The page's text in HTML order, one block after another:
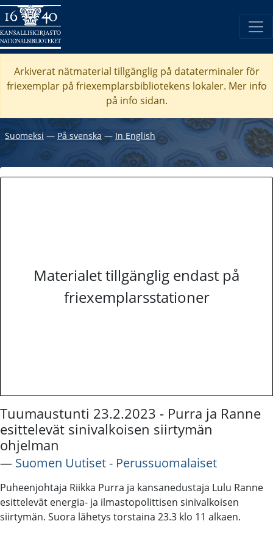
Arkiverat nätmaterial tillgänglig på dataterminaler för
friexemplar på friexemplarsbibliotekens lokaler. Mer info
på info sidan.
Suomeksi ― På svenska― In English
Materialet tillgänglig endast på
friexemplarsstationer
Tuumaustunti 23.2.2023 - Purra ja Ranne
esittelevät sinivalkoisen siirtymän
ohjelman
― Suomen Uutiset - Perussuomalaiset
Puheenjohtaja Riikka Purra ja kansanedustaja Lulu Ranne
esittelevät energia- ja ilmastopolittisen sinivalkoisen
siirtymän. Suora lähetys torstaina 23.3 klo 11 alkaen.